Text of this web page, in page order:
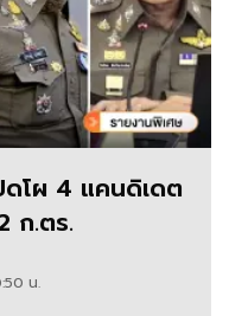
ดโผ 4 แคนดิเดต
ก.ตร.
น.